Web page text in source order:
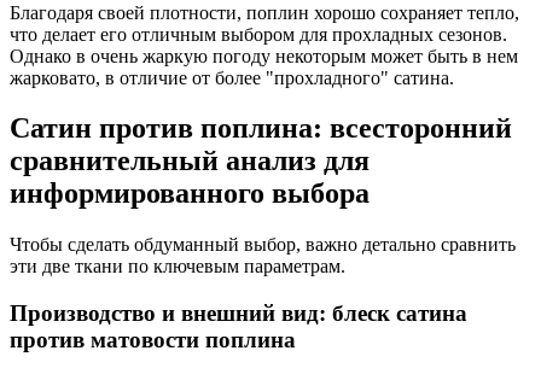
Благодаря своей плотности, поплин хорошо сохраняет тепло,
что делает его отличным выбором для прохладных сезонов.
Однако в очень жаркую погоду некоторым может быть в нем
жарковато, в отличие от более "прохладного" сатина.
Сатин против поплина: всесторонний
сравнительный анализ для
информированного выбора
Чтобы сделать обдуманный выбор, важно детально сравнить
эти две ткани по ключевым параметрам.
Производство и внешний вид: блеск сатина
против матовости поплина